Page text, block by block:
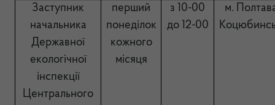
Заступник
начальника
Державної
екологічної
інспекції
Центрального
перший
понеділок
кожного
місяця
з 10-00
до 12-00
м.